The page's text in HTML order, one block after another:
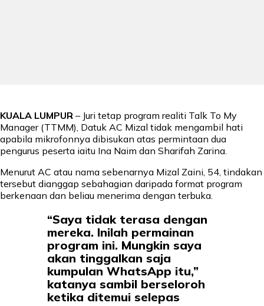
KUALA LUMPUR – Juri tetap program realiti Talk To My
Manager (TTMM), Datuk AC Mizal tidak mengambil hati
apabila mikrofonnya dibisukan atas permintaan dua
pengurus peserta iaitu Ina Naim dan Sharifah Zarina.
Menurut AC atau nama sebenarnya Mizal Zaini, 54, tindakan
tersebut dianggap sebahagian daripada format program
berkenaan dan beliau menerima dengan terbuka.
“Saya tidak terasa dengan
mereka. Inilah permainan
program ini. Mungkin saya
akan tinggalkan saja
kumpulan WhatsApp itu,”
katanya sambil berseloroh
ketika ditemui selepas